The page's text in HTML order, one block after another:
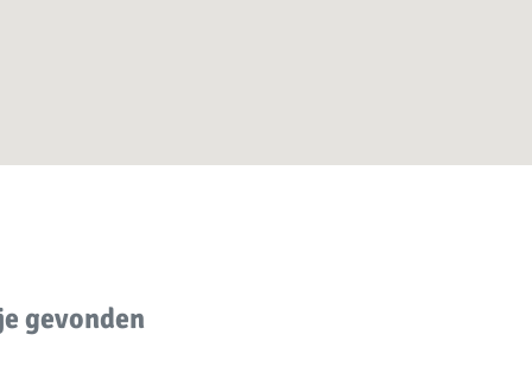
gevonden